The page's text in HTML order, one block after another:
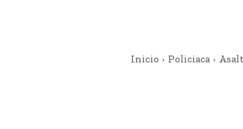
Inicio Policiaca